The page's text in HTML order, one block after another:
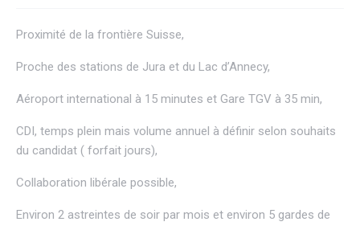
Proximité de la frontière Suisse,
Proche des stations de Jura et du Lac d’Annecy,
Aéroport international à 15 minutes et Gare TGV à 35 min,
CDI, temps plein mais volume annuel à définir selon souhaits
du candidat ( forfait jours),
Collaboration libérale possible,
Environ 2 astreintes de soir par mois et environ 5 gardes de